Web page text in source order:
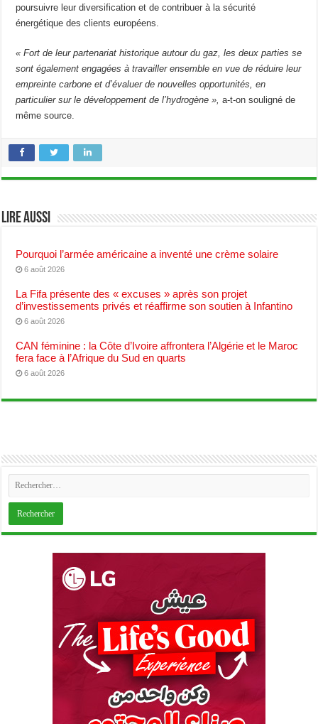
poursuivre leur diversification et de contribuer à la sécurité
énergétique des clients européens.
« Fort de leur partenariat historique autour du gaz, les deux parties se
sont également engagées à travailler ensemble en vue de réduire leur
empreinte carbone et d’évaluer de nouvelles opportunités, en
particulier sur le développement de l’hydrogène », a-t-on souligné de
même source.
Lire aussi
Pourquoi l’armée américaine a inventé une crème solaire
6 août 2026
La Fifa présente des « excuses » après son projet
d’investissements privés et réaffirme son soutien à Infantino
6 août 2026
CAN féminine : la Côte d’Ivoire affrontera l’Algérie et le Maroc
fera face à l’Afrique du Sud en quarts
6 août 2026